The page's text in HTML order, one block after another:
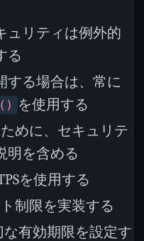
ュリティは例外的
る
する場合は、常に
を使用する
めに、セキュリテ
明を含める
を使用する
制限を実装する
な有効期限を設定す